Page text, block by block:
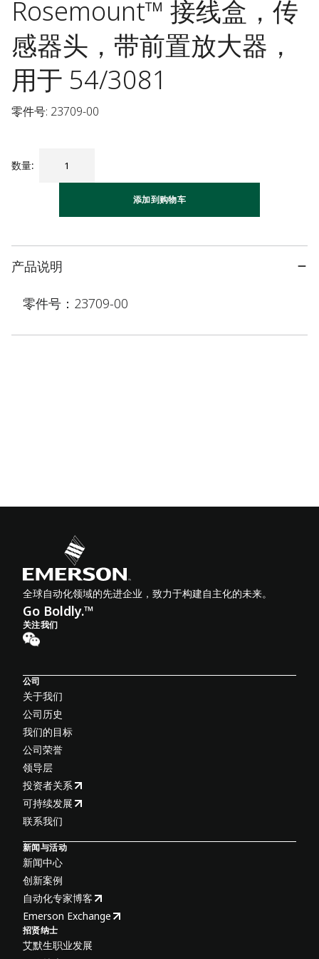
Rosemount™ 接线盒，传
感器头，带前置放大器，
用于 54/3081
零件号: 23709-00
数量:
添加到购物车
产品说明
零件号：23709-00
全球自动化领域的先进企业，致力于构建自主化的未来。
Go Boldly.™
关注我们
公司
关于我们
公司历史
我们的目标
公司荣誉
领导层
投资者关系
可持续发展
联系我们
新闻与活动
新闻中心
创新案例
自动化专家博客
Emerson Exchange
招贤纳士
艾默生职业发展